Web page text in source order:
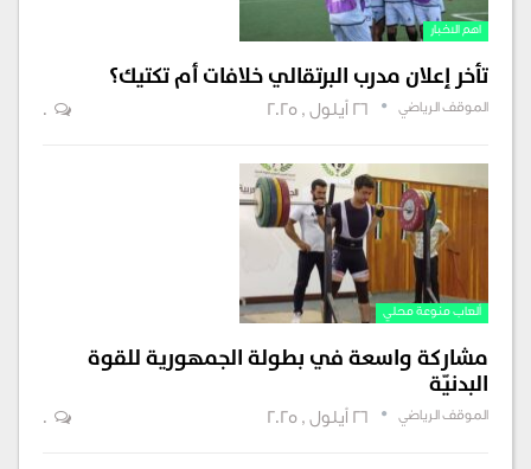
اهم الاخبار
تأخر إعلان مدرب البرتقالي خلافات أم تكتيك؟
الموقف الرياضي 26 أيلول , 2025 0
ألعاب منوعة محلي
مشاركة واسعة في بطولة الجمهورية للقوة
البدنيّة
الموقف الرياضي 26 أيلول , 2025 0